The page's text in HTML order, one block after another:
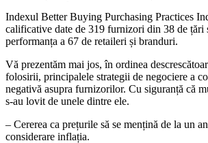
Indexul Better Buying Purchasing Practices
calificative date de 319 furnizori din 38 de țări
performanța a 67 de retaileri și branduri.
Vă prezentăm mai jos, în ordinea
folosirii, principalele strategii de negociere a
negativă asupra furnizorilor. Cu siguranță că
s-au lovit de unele dintre ele.
– Cererea ca prețurile să se mențină de la un
considerare inflația.